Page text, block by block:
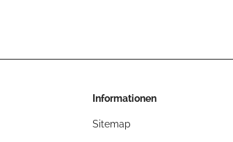
Informationen
Sitemap